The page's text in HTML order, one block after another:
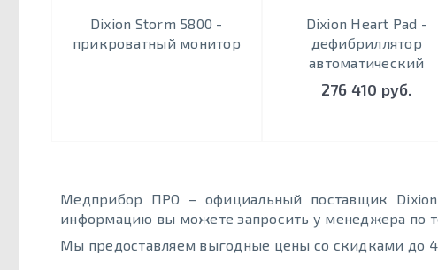
Dixion Storm 5800 -
прикроватный монитор
Dixion Heart Pad -
дефибриллятор
автоматический
276 410 руб.
Медприбор ПРО – официальный поставщик
информацию вы можете запросить у менеджера по
Мы предоставляем выгодные цены со скидками до